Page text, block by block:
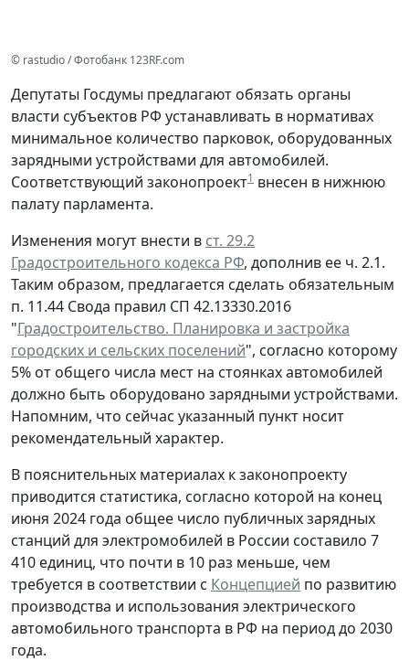
© rastudio / Фотобанк 123RF.com
Депутаты Госдумы предлагают обязать органы
власти субъектов РФ устанавливать в нормативах
минимальное количество парковок, оборудованных
зарядными устройствами для автомобилей.
Соответствующий законопроект1 внесен в нижнюю
палату парламента.
Изменения могут внести в ст. 29.2
Градостроительного кодекса РФ, дополнив ее ч. 2.1.
Таким образом, предлагается сделать обязательным
п. 11.44 Свода правил СП 42.13330.2016
"Градостроительство. Планировка и застройка
городских и сельских поселений", согласно которому
5% от общего числа мест на стоянках автомобилей
должно быть оборудовано зарядными устройствами.
Напомним, что сейчас указанный пункт носит
рекомендательный характер.
В пояснительных материалах к законопроекту
приводится статистика, согласно которой на конец
июня 2024 года общее число публичных зарядных
станций для электромобилей в России составило 7
410 единиц, что почти в 10 раз меньше, чем
требуется в соответствии с Концепцией по развитию
производства и использования электрического
автомобильного транспорта в РФ на период до 2030
года.